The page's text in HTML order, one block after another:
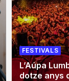
FESTIVALS
L’Aúpa
dotze anys